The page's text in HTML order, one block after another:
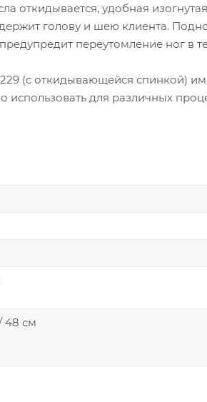
откидывается, удобная
голову и шею клиента.
переутомление ног в
(с откидывающейся спинкой)
использовать для различных
48 см